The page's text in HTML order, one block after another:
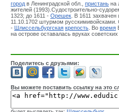
город в Ленинградской обл., пристань на
жителей (1993).Судостроительно-
1323; до 1611 - Орешек . В 1611
11.10.1702 штурмом русскимивойсками.
- Шлиссельбургская крепость . Во время
на острове оставалась вруках советских
Поделитесь с друзьями:
Вы можете поставить ссылку на это